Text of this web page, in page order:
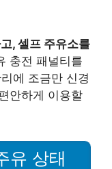
, 셀프 주유소를
충전 패널티를
에 조금만 신경
안하게 이용할
유 상태